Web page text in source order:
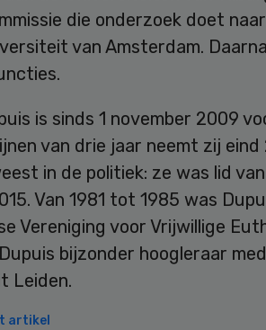
die onderzoek doet
van Amsterdam.
is sinds 1 november 2009
van drie jaar neemt zij eind
in de politiek: ze was lid
Van 1981 tot 1985 was
Vereniging voor Vrijwillige
bijzonder hoogleraar
Leiden.
artikel